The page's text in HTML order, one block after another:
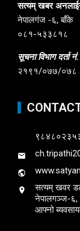
सत्यम् खबर
नेपालगंज -६, बाँके
०८१-५३३८१८
सूचना विभाग दर्ता
२१९१/०७७/०७८
सत्यम् खवर
नेपालगञ्ज-६,
आफ्नो